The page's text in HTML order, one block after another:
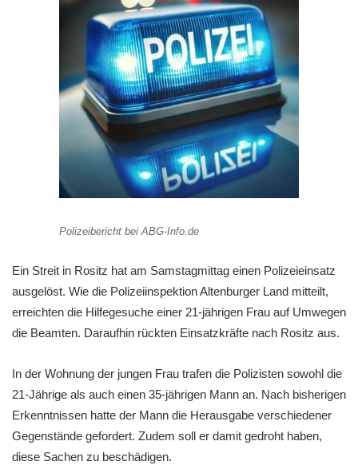
Polizeibericht bei ABG-Info.de
Ein Streit in Rositz hat am Samstagmittag einen Polizeieinsatz
ausgelöst. Wie die Polizeiinspektion Altenburger Land mitteilt,
erreichten die Hilfegesuche einer 21-jährigen Frau auf Umwegen
die Beamten. Daraufhin rückten Einsatzkräfte nach Rositz aus.
In der Wohnung der jungen Frau trafen die Polizisten sowohl die
21-Jährige als auch einen 35-jährigen Mann an. Nach bisherigen
Erkenntnissen hatte der Mann die Herausgabe verschiedener
Gegenstände gefordert. Zudem soll er damit gedroht haben,
diese Sachen zu beschädigen.